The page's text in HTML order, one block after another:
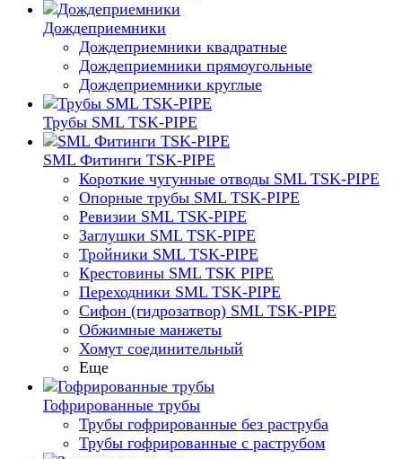
Дождеприемники
Дождеприемники квадратные
Дождеприемники прямоугольные
Дождеприемники круглые
Трубы SML TSK-PIPE
SML Фитинги TSK-PIPE
Короткие чугунные отводы SML TSK-PIPE
Опорные трубы SML TSK-PIPE
Ревизии SML TSK-PIPE
Заглушки SML TSK-PIPE
Тройники SML TSK-PIPE
Крестовины SML TSK PIPE
Переходники SML TSK-PIPE
Сифон (гидрозатвор) SML TSK-PIPE
Обжимные манжеты
Хомут соединительный
Еще
Гофрированные трубы
Трубы гофрированные без раструба
Трубы гофрированные с раструбом